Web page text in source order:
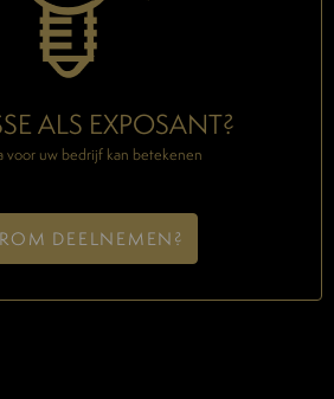
ALS EXPOSANT?
voor uw bedrijf kan betekenen
DEELNEMEN?